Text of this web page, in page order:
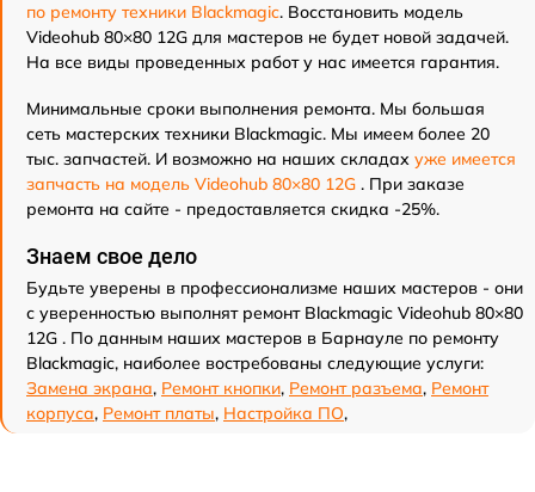
по ремонту техники Blackmagic. Восстановить модель
Videohub 80×80 12G для мастеров не будет новой задачей.
На все виды проведенных работ у нас имеется гарантия.
Минимальные сроки выполнения ремонта. Мы большая
сеть мастерских техники Blackmagic. Мы имеем более 20
тыс. запчастей. И возможно на наших складах уже имеется
запчасть на модель Videohub 80×80 12G . При заказе
ремонта на сайте - предоставляется скидка -25%.
Знаем свое дело
Будьте уверены в профессионализме наших мастеров - они
с уверенностью выполнят ремонт Blackmagic Videohub 80×80
12G . По данным наших мастеров в Барнауле по ремонту
Blackmagic, наиболее востребованы следующие услуги:
Замена экрана, Ремонт кнопки, Ремонт разъема, Ремонт
корпуса, Ремонт платы, Настройка ПО,